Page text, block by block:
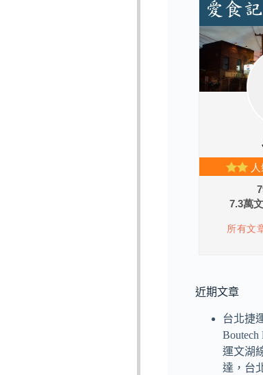
近期文章
台北捷
Boutech
運文湖
達，台